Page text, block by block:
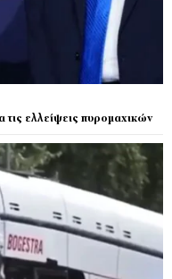
ελλείψεις πυρομαχικών